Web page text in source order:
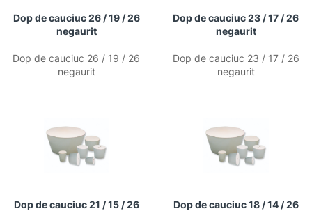
Dop de cauciuc 26 / 19 / 26
negaurit
Dop de cauciuc 26 / 19 / 26
negaurit
Dop de cauciuc 23 / 17 / 26
negaurit
Dop de cauciuc 23 / 17 / 26
negaurit
Dop de cauciuc 21 / 15 / 26
Dop de cauciuc 18 / 14 / 26